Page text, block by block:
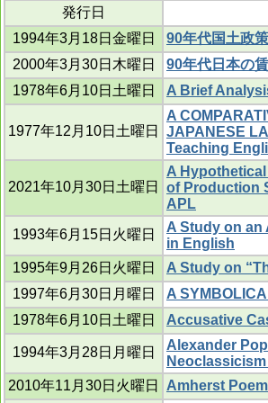
発行日
1994年3月18日金曜日
90年代国土政
2000年3月30日木曜日
90年代日本の
1978年6月10日土曜日
A Brief
1977年12月10日土曜日
A
JAPANESE
Teaching
2021年10月30日土曜日
A
of Production
APL
1993年6月15日火曜日
A Study on an
in English
1995年9月26日火曜日
A Study on
1997年6月30日月曜日
A
1978年6月10日土曜日
Accusative
1994年3月28日月曜日
Alexander
2010年11月30日火曜日
Amherst